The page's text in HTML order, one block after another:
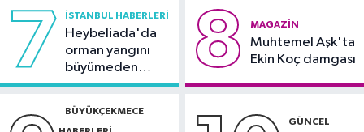
7 İSTANBUL HABERLERI
Heybeliada'da
orman yangını
büyümeden
söndürüldü
8 MAGAZIN
Muhtemel Aşk'ta
Ekin Koç damgası
BÜYÜKÇEKMECE
GÜNCEL